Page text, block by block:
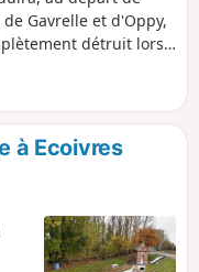
Gavrelle et d'Oppy,
détruit lors
soit dotées d'une
à Ecoivres